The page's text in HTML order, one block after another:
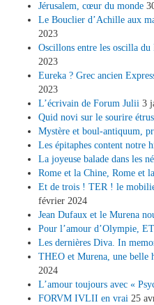
Jérusalem, cœur du monde
Le Bouclier d’Achille aux
2023
Oscillons entre les oscilla du
2023
Eureka ? Grec ancien
2023
L’écrivain de Forum Julii 3
Quid novi sur le sourire
Mystère et boul-antiquum,
Les épitaphes content notre
La joyeuse balade dans les
Rome et la Chine, Rome et
Et de trois ! TER ! le
février 2024
Jean Dufaux et le Murena
Pour l’amour d’Olympie,
Les dernières Diva. In
THEO et Murena, une belle
2024
L’amour toujours avec «
FORVM IVLII en vrai 25